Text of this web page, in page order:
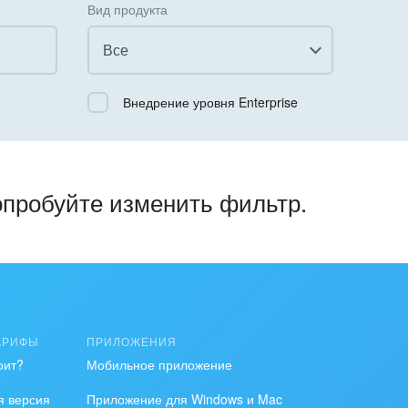
Вид продукта
Все
ВсеВнедрение уровня Enterprise
изменить фильтр.
версия
ПРИЛОЖЕНИЯ
Мобильное приложение
Приложение для Windows и Mac